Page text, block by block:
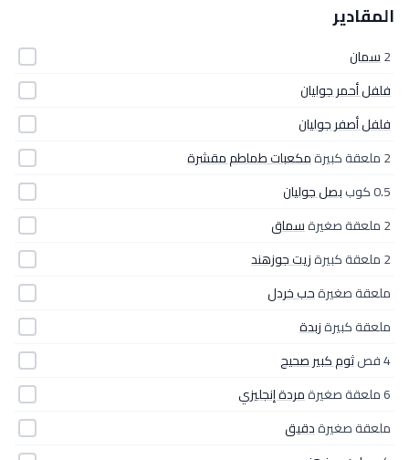
المقادير
2سمان
فلفل أحمر جوليان
فلفل أصفر جوليان
2 ملعقة كبيرة
مكعبات طماطم مقشرة
0.5 كوب
بصل جوليان
2 ملعقة صغيرة
سماق
2 ملعقة كبيرة
زيت جوزهند
ملعقة صغيرةحب خردل
ملعقة كبيرةزبدة
4 فص
ثوم كبير صحيح
6 ملعقة صغيرة
مردة إنجليزي
ملعقة صغيرةدقيق